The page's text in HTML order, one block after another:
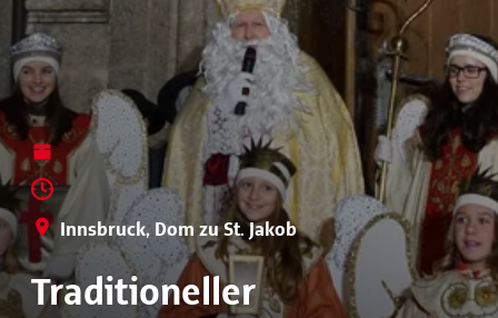
Innsbruck, Dom zu St. Jakob
Traditioneller